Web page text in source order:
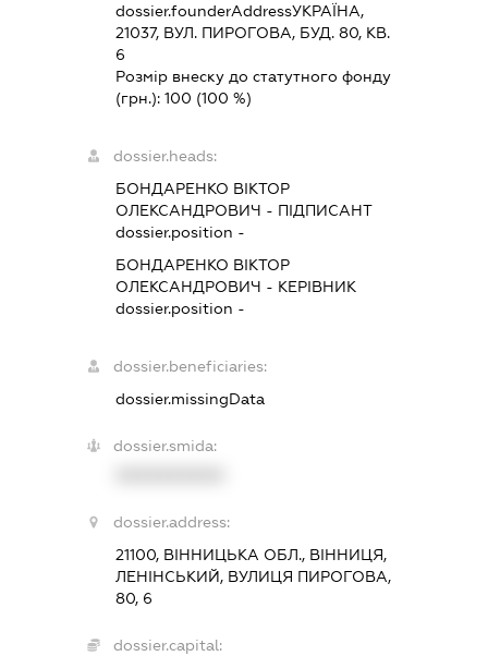
dossier.founderAddressУКРАЇНА,
21037, ВУЛ. ПИРОГОВА, БУД. 80, КВ.
6
Розмір внеску до статутного фонду
(грн.):100 (100 %)
dossier.heads:
БОНДАРЕНКО ВІКТОР
ОЛЕКСАНДРОВИЧ - ПІДПИСАНТ
dossier.position -
БОНДАРЕНКО ВІКТОР
ОЛЕКСАНДРОВИЧ - КЕРІВНИК
dossier.position -
dossier.beneficiaries:
dossier.missingData
dossier.smida:
dossier.address:
21100, ВІННИЦЬКА ОБЛ., ВІННИЦЯ,
ЛЕНІНСЬКИЙ, ВУЛИЦЯ ПИРОГОВА,
80, 6
dossier.capital: